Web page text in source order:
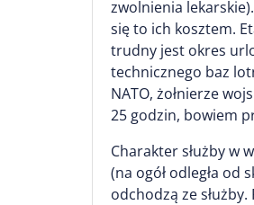
zwolnienia
się to ich kosztem.
trudny jest okres
technicznego baz
NATO, żołnierze
25 godzin, bowiem
Charakter służby w
(na ogół odległa
odchodzą ze